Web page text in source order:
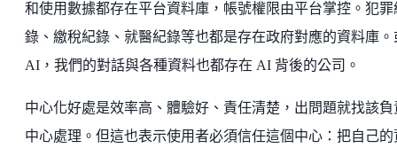
和使用數據都存在平台資料庫，帳號權限由平台掌控。犯罪
錄、繳稅紀錄、就醫紀錄等也都是存在政府對應的資料庫。
AI，我們的對話與各種資料也都存在 AI 背後的公司。
中心化好處是效率高、體驗好、責任清楚，出問題就找該負
中心處理。但這也表示使用者必須信任這個中心：把自己的